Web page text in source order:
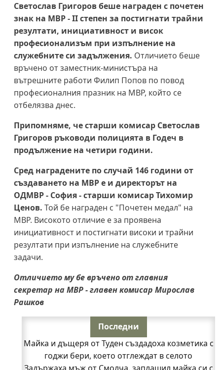
Светослав Григоров беше награден с почетен
знак на МВР - II степен за постигнати трайни
резултати, инициативност и висок
професионализъм при изпълнение на
служебните си задължения. Отличието беше
връчено от заместник-министъра на
вътрешните работи Филип Попов по повод
професионалния празник на МВР, който се
отбелязва днес.
Припомняме, че старши комисар Светослав
Григоров ръководи полицията в Годеч в
продължение на четири години.
Сред наградените по случай 146 години от
създаването на МВР е и директорът на
ОДМВР - София - старши комисар Тихомир
Ценов. Той бе награден с "Почетен медал" на
МВР. Високото отличие е за проявена
инициативност и постигнати високи и трайни
резултати при изпълнение на служебните
задачи.
Отличието му бе връчено от главния
секретар на МВР - главен комисар Мирослав
Рашков
Последни
Майка и дъщеря от Туден създадоха козметика с
годжи бери, което отглеждат в селото